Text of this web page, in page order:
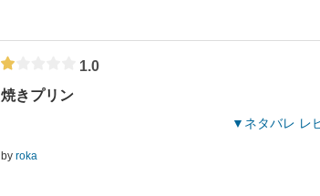
1.0
焼きプリン
ネタバレ レ
by roka